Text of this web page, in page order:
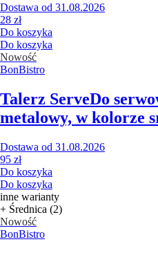
Dostawa od 31.08.2026
28 zł
Do koszyka
Do koszyka
Nowość
BonBistro
Talerz ServeDo
metalowy, w kolorze
Dostawa od 31.08.2026
95 zł
Do koszyka
Do koszyka
inne warianty
+ Średnica (2)
Nowość
BonBistro